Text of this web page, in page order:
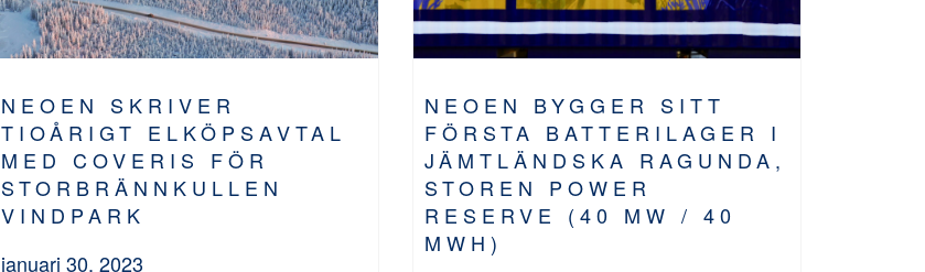
NEOEN SKRIVER
TIOÅRIGT ELKÖPSAVTAL
MED COVERIS FÖR
STORBRÄNNKULLEN
VINDPARK
januari 30, 2023
NEOEN BYGGER SITT
FÖRSTA BATTERILAGER I
JÄMTLÄNDSKA RAGUNDA,
STOREN POWER
RESERVE (40 MW / 40
MWH)